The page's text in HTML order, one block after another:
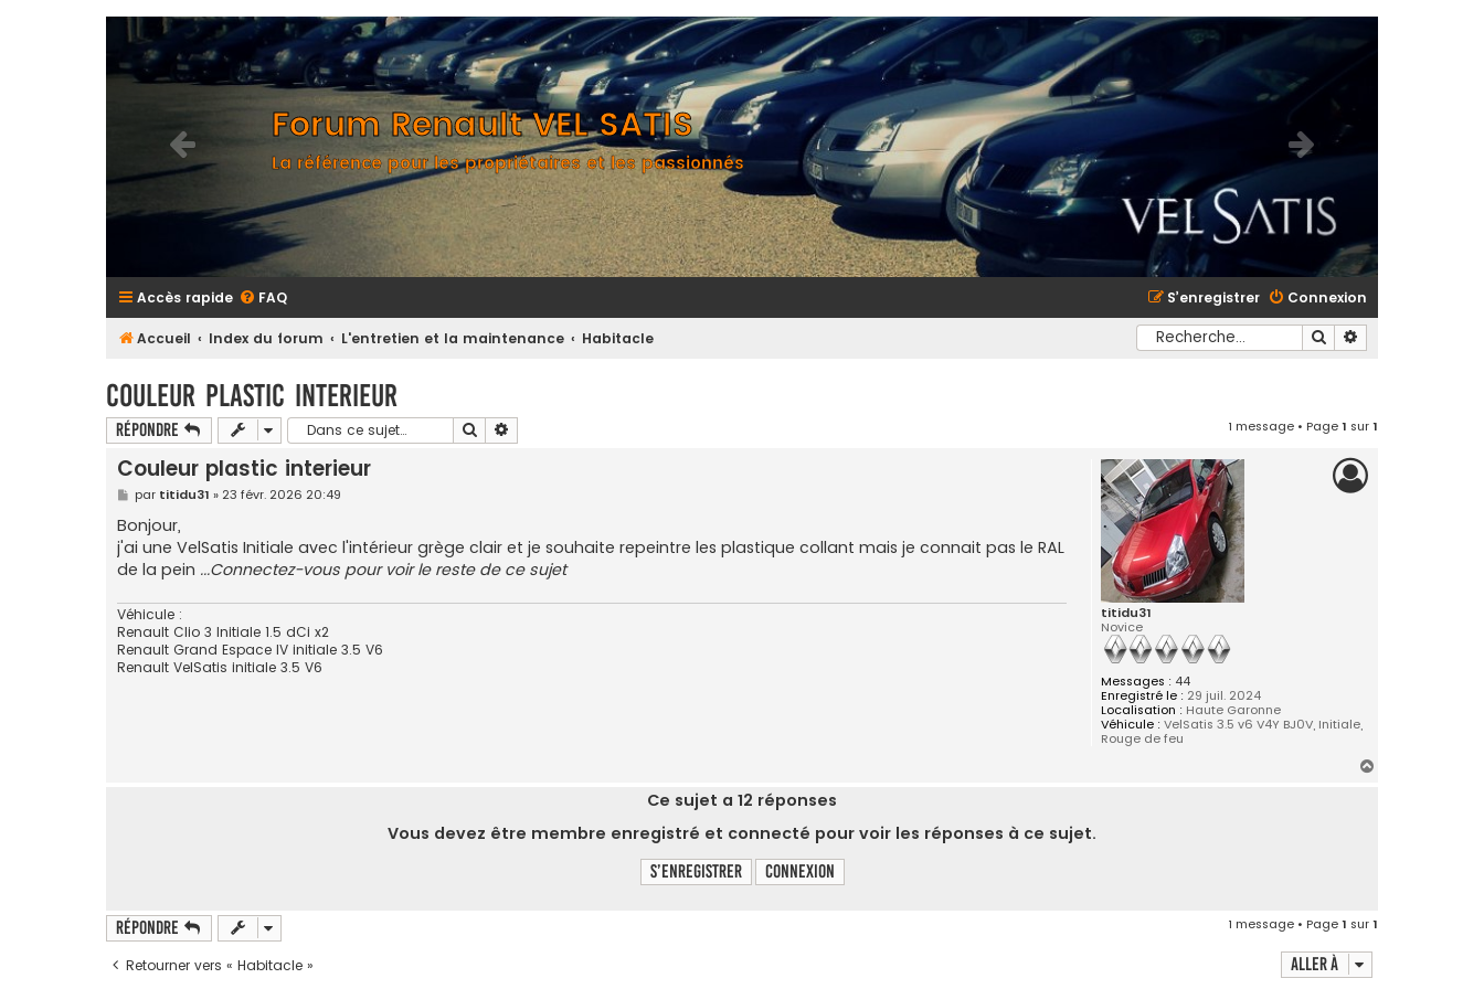
Forum Renault VEL SATIS
La référence pour les propriétaires et les passionnés
Accès rapide FAQ Connexion
S’enregistrer
Accueil Index du forum L'entretien et la maintenance Habitacle Rechercher
Couleur plastic interieur
Répondre Rechercher 1 message • Page1 sur1
titidu31
Novice
Messages : 44
Enregistré le : 29 juil. 2024
Localisation : Haute Garonne
Véhicule : VelSatis 3.5 v6 V4Y BJ0V, Initiale,
Rouge de feu
Couleur plastic interieur
M
e
s
s
a
g
e
par titidu31 » 23 févr. 2026 20:49
Bonjour,
j'ai une VelSatis Initiale avec l'intérieur grège clair et je souhaite repeintre les plastique collant mais je connait pas le RAL
de la pein ...Connectez-vous pour voir le reste de ce sujet
Véhicule :
Renault Clio 3 Initiale 1.5 dCi x2
Renault Grand Espace IV initiale 3.5 V6
Renault VelSatis initiale 3.5 V6
Ce sujet a 12 réponses
Vous devez être membre enregistré et connecté pour voir les réponses à ce sujet.
S’enregistrer Connexion
Répondre 1 message • Page1 sur1
Retourner vers « Habitacle » Aller à